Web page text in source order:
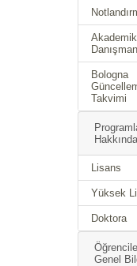
Akademik
Bologna
Takvimi
Lisans
Yüksek
Doktora
Genel